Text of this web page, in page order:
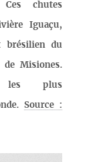
chutes
Iguaçu,
brésilien du
Misiones.
les plus
Source :